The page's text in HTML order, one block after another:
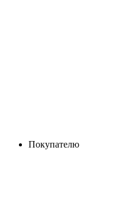
Покупателю